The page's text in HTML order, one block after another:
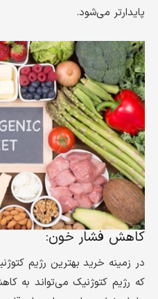
پایدارتر می‌شود.
کاهش فشار خون:
در زمینه خرید بهترین رژیم
که رژیم کتوژنیک می‌تواند به